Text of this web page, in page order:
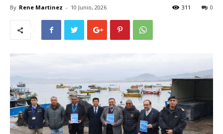
By Rene Martinez - 10 Junio, 2026 0
311